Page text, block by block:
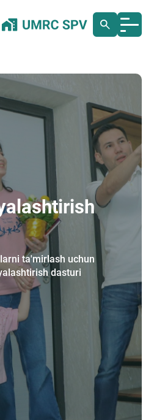
ta'mirlash uchun
dasturi